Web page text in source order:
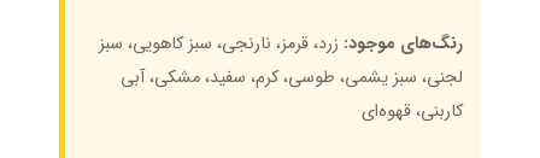
رنگ‌های موجود: زرد، قرمز، نارنجی، سبز کاهویی، سبز
لجنی، سبز یشمی، طوسی، کرم، سفید، مشکی، آبی
کاربنی، قهوه‌ای